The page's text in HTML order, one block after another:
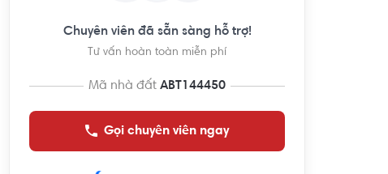
Chuyên viên đã sẵn sàng hỗ trợ!
Tư vấn hoàn toàn miễn phí
Mã nhà đất ABT144450
Gọi chuyên viên ngay